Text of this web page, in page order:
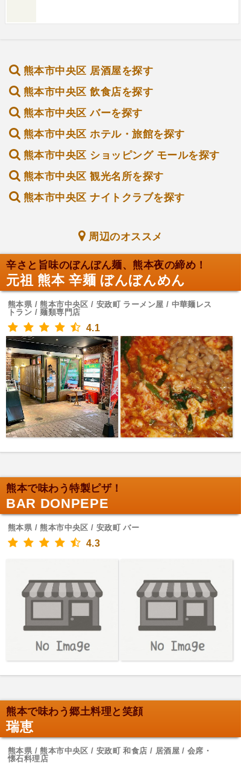
熊本市中央区 居酒屋を探す
熊本市中央区 飲食店を探す
熊本市中央区 バーを探す
熊本市中央区 ホテル・旅館を探す
熊本市中央区 ショッピング モールを探す
熊本市中央区 観光名所を探す
熊本市中央区 ナイトクラブを探す
周辺のオススメ
辛さと旨味のぼんぼん麺、熊本夜の締め！
元祖 熊本 辛麺 ぼんぼんめん
熊本県 / 熊本市中央区 / 安政町 ラーメン屋 / 中華麺レス
トラン / 麺類専門店
4.1
熊本で味わう特製ピザ！
BAR DONPEPE
熊本県 / 熊本市中央区 / 安政町 バー
4.3
熊本で味わう郷土料理と笑顔
瑞恵
熊本県 / 熊本市中央区 / 安政町 和食店 / 居酒屋 / 会席・
懐石料理店